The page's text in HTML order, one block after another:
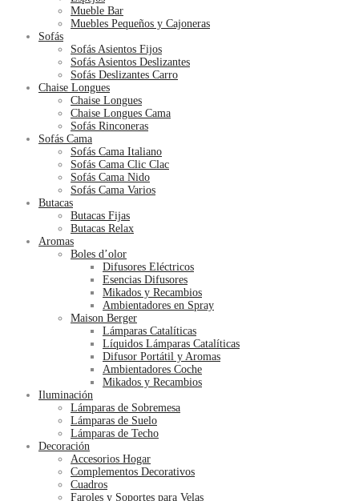
Mueble Bar
Muebles Pequeños y Cajoneras
Sofás
Sofás Asientos Fijos
Sofás Asientos Deslizantes
Sofás Deslizantes Carro
Chaise Longues
Chaise Longues
Chaise Longues Cama
Sofás Rinconeras
Sofás Cama
Sofás Cama Italiano
Sofás Cama Clic Clac
Sofás Cama Nido
Sofás Cama Varios
Butacas
Butacas Fijas
Butacas Relax
Aromas
Boles d’olor
Difusores Eléctricos
Esencias Difusores
Mikados y Recambios
Ambientadores en Spray
Maison Berger
Lámparas Catalíticas
Líquidos Lámparas Catalíticas
Difusor Portátil y Aromas
Ambientadores Coche
Mikados y Recambios
Iluminación
Lámparas de Sobremesa
Lámparas de Suelo
Lámparas de Techo
Decoración
Accesorios Hogar
Complementos Decorativos
Cuadros
Faroles y Soportes para Velas